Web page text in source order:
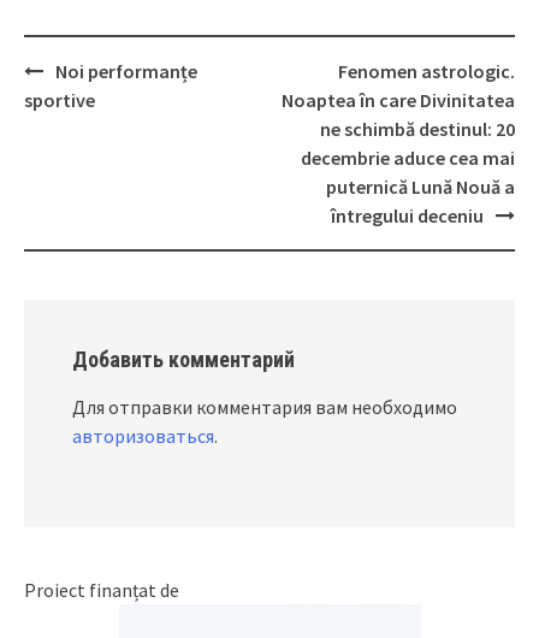
Post
Noi performanțe
sportive
Fenomen astrologic.
Noaptea în care Divinitatea
ne schimbă destinul: 20
decembrie aduce cea mai
puternică Lună Nouă a
întregului deceniu
Добавить комментарий
Для отправки комментария вам необходимо
авторизоваться.
Proiect finanțat de